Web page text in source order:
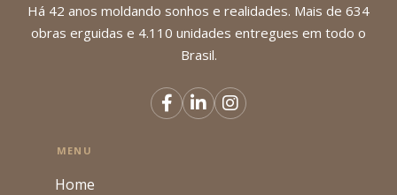
Há 42 anos moldando sonhos e realidades. Mais de 634
obras erguidas e 4.110 unidades entregues em todo o
Brasil.
MENU
Home